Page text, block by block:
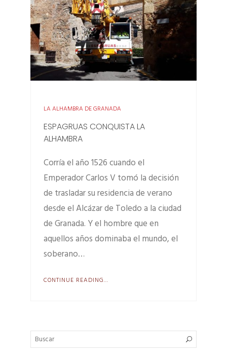
LA ALHAMBRA DE GRANADA
ESPAGRUAS CONQUISTA LA
ALHAMBRA
Corría el año 1526 cuando el
Emperador Carlos V tomó la decisión
de trasladar su residencia de verano
desde el Alcázar de Toledo a la ciudad
de Granada. Y el hombre que en
aquellos años dominaba el mundo, el
soberano…
CONTINUE READING...